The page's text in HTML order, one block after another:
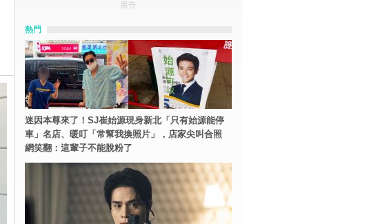
廣告
熱門
迷因本尊來了！SJ崔始源現身新北「只有始源能停
車」名店、暖叮「常幫我換照片」，店家尖叫合照
網笑翻：這輩子不能脫粉了